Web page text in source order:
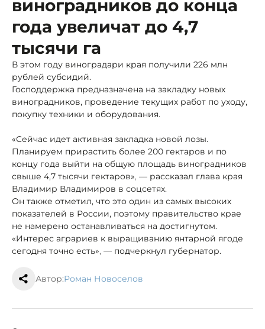
виноградников до конца
года увеличат до 4,7
тысячи га
В этом году виноградари края получили 226 млн
рублей субсидий.
Господдержка предназначена на закладку новых
виноградников, проведение текущих работ по уходу,
покупку техники и оборудования.
«Сейчас идет активная закладка новой лозы.
Планируем прирастить более 200 гектаров и по
концу года выйти на общую площадь виноградников
свыше 4,7 тысячи гектаров», — рассказал глава края
Владимир Владимиров в соцсетях.
Он также отметил, что это один из самых высоких
показателей в России, поэтому правительство крае
не намерено останавливаться на достигнутом.
«Интерес аграриев к выращиванию янтарной ягоде
сегодня точно есть», — подчеркнул губернатор.
Автор:Роман Новоселов